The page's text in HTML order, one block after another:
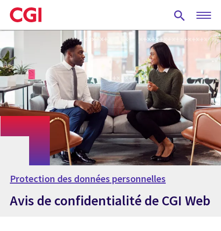
Skip
to
main
Protection des données personnelles
Avis de confidentialité de CGI Web